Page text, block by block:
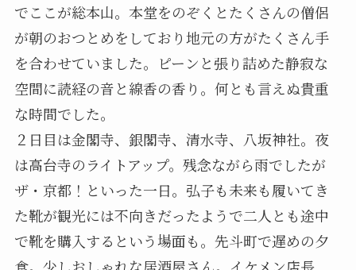
でここが総本山。本堂をのぞくとたくさんの僧侶
が朝のおつとめをしており地元の方がたくさん手
を合わせていました。ピーンと張り詰めた静寂な
空間に読経の音と線香の香り。何とも言えぬ貴重
な時間でした。
２日目は金閣寺、銀閣寺、清水寺、八坂神社。夜
は高台寺のライトアップ。残念ながら雨でしたが
ザ・京都！といった一日。弘子も未来も履いてき
た靴が観光には不向きだったようで二人とも途中
で靴を購入するという場面も。先斗町で遅めの夕
食。少しおしゃれな居酒屋さん。イケメン店長